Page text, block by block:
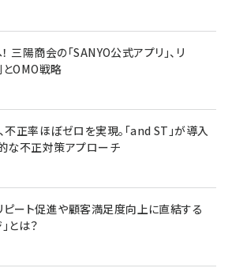
陽商会の「SANYO公式アプリ」、リ
OMO戦略
正率ほぼゼロを実現。「and ST」が導入
な不正対策アプローチ
ピート促進や顧客満足度向上に直結する
とは？